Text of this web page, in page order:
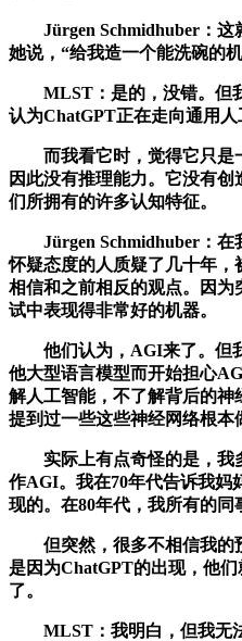
Jürgen Schmidhuber：这
她说，“给我造一个能洗碗的
MLST：是的，没错。但
认为ChatGPT正在走向通用
而我看它时，觉得它只是
因此没有推理能力。它没有
们所拥有的许多认知特征。
Jürgen Schmidhuber：在
怀疑态度的人质疑了几十年
相信和之前相反的观点。因为
试中表现得非常好的机器。
他们认为，AGI来了。但
他大型语言模型而开始担心
解人工智能，不了解背后的
提到过一些这些神经网络根本
实际上有点奇怪的是，我
作AGI。我在70年代告诉我妈
现的。在80年代，我所有的同
但突然，很多不相信我的
是因为ChatGPT的出现，他
了。
MLST：我明白，但我无